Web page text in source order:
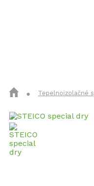
Tepelnoizolačné